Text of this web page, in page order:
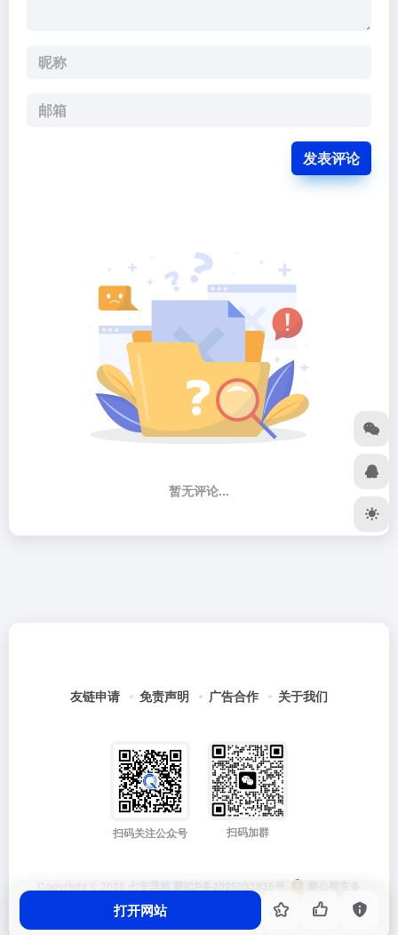
发表评论
暂无评论...
友链申请 免责声明 广告合作 关于我们
扫码关注公众号 扫码加群
15012202000171号
打开网站